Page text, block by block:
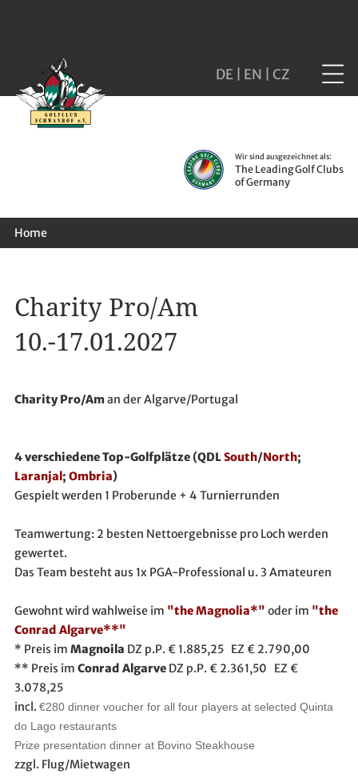
DE EN CZ
Wir sind ausgezeichnet als:
The Leading Golf Clubs
of Germany
Home
Charity Pro/Am
10.-17.01.2027
Charity Pro/Aman der Algarve/Portugal
4 verschiedene Top-Golfplätze (QDLSouth/North;
Laranjal; Ombria)
Gespielt werden 1 Proberunde + 4 Turnierrunden
Teamwertung: 2 besten Nettoergebnisse pro Loch werden
gewertet.
Das Team besteht aus 1x PGA-Professional u. 3 Amateuren
Gewohnt wird wahlweise im "the Magnolia*" oder im "the
Conrad Algarve**"
* Preis im Magnoila DZ p.P. € 1.885,25 EZ € 2.790,00
** Preis im Conrad AlgarveDZ p.P. € 2.361,50 EZ €
3.078,25
incl. €280 dinner voucher for all four players at selected Quinta
do Lago restaurants
Prize presentation dinner at Bovino Steakhouse
zzgl. Flug/Mietwagen